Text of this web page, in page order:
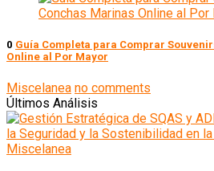
0 Guía Completa para Comprar
Online al Por Mayor
Miscelanea no comments
Últimos Análisis
Miscelanea